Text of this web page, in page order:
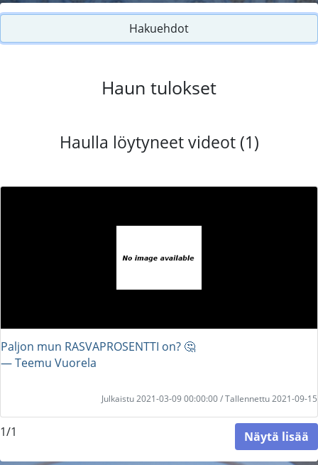
Hakuehdot
Haun tulokset
Haulla löytyneet videot (1)
Paljon mun RASVAPROSENTTI on? 🤔
― Teemu Vuorela
Julkaistu 2021-03-09 00:00:00 / Tallennettu 2021-09-15
1/1 Näytä lisää